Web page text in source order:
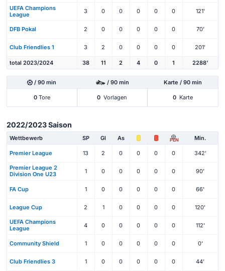
UEFA Champions
League
3 0 0 0 0 0 121'
DFB Pokal 2 0 0 0 0 0 70'
Club Friendlies 1 3 2 0 0 0 0 201'
total 2023/2024 38 11 2 4 0 1 2288'
/ 90 min / 90 min Karte / 90 min
0Tore 0 Vorlagen 0 Karte
2022/2023 Saison
Wettbewerb SP Gl As PEN Min.
Premier League 13 2 0 0 0 0 342'
Premier League 2
Division One U23
1 0 0 0 0 0 90'
FA Cup 1 0 0 0 0 0 66'
League Cup 2 1 0 0 0 0 120'
UEFA Champions
League
4 0 0 0 0 0 112'
Community Shield 1 0 0 0 0 0 0'
Club Friendlies 3 1 0 0 0 0 0 44'